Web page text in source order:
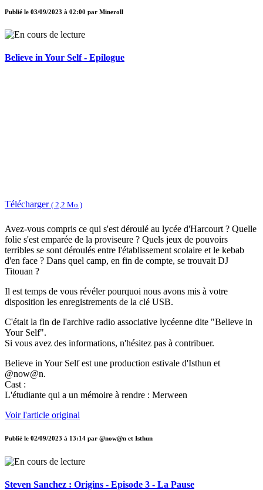
Publié le 03/09/2023 à 02:00 par Mineroll
Believe in Your Self - Epilogue
Télécharger ( 2,2 Mo )
Avez-vous compris ce qui s'est déroulé au lycée d'Harcourt ? Quelle
folie s'est emparée de la proviseure ? Quels jeux de pouvoirs
terribles se sont déroulés entre l'établissement scolaire et le kebab
d'en face ? Dans quel camp, en fin de compte, se trouvait DJ
Titouan ?
Il est temps de vous révéler pourquoi nous avons mis à votre
disposition les enregistrements de la clé USB.
C'était la fin de l'archive radio associative lycéenne dite "Believe in
Your Self".
Si vous avez des informations, n'hésitez pas à contribuer.
Believe in Your Self est une production estivale d'Isthun et
@now@n.
Cast :
L'étudiante qui a un mémoire à rendre : Merween
Voir l'article original
Publié le 02/09/2023 à 13:14 par @now@n et Isthun
Steven Sanchez : Origins - Episode 3 - La Pause